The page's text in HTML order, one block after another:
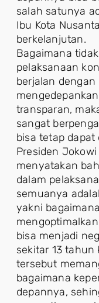
salah satunya
Ibu Kota
berkelanjutan.
Bagaimana
pelaksanaan
berjalan
transparan,
sangat
bisa tetap dapat
Presiden
menyatakan
dalam
semuanya
yakni
bisa menjadi
sekitar 13 tahun
tersebut
bagaimana
depannya,